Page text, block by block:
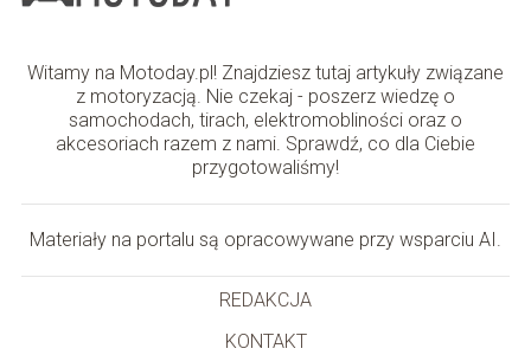
Witamy na Motoday.pl! Znajdziesz tutaj artykuły związane
z motoryzacją. Nie czekaj - poszerz wiedzę o
samochodach, tirach, elektromobliności oraz o
akcesoriach razem z nami. Sprawdź, co dla Ciebie
przygotowaliśmy!
Materiały na portalu są opracowywane przy wsparciu AI.
REDAKCJA
KONTAKT